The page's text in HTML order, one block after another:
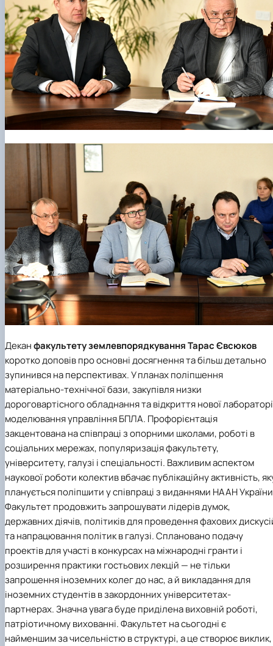
Деканфакультету землевпорядкуванняТарас Євсюков
коротко доповів про основні досягнення та більш детально
зупинився на перспективах. У планах поліпшення
матеріально-технічної бази, закупівля низки
дороговартісного обладнання та відкриття нової
моделювання управління БПЛА. Профорієнтація
закцентована на співпраці з опорними школами, роботі в
соціальних мережах, популяризація факультету,
університету, галузі і спеціальності. Важливим аспектом
наукової роботи колектив вбачає публікаційну активність,
планується поліпшити у співпраці з виданнями НААН
Факультет продовжить запрошувати лідерів думок,
державних діячів, політиків для проведення фахових
та напрацювання політик в галузі. Сплановано подачу
проектів для участі в конкурсах на міжнародні гранти і
розширення практики гостьових лекцій — не тільки
запрошення іноземних колег до нас, а й викладання для
іноземних студентів в закордонних університетах-
партнерах. Значна увага буде приділена виховній роботі,
патріотичному вихованні. Факультет на сьогодні є
найменшим за чисельністю в структурі, а це створює виклик,